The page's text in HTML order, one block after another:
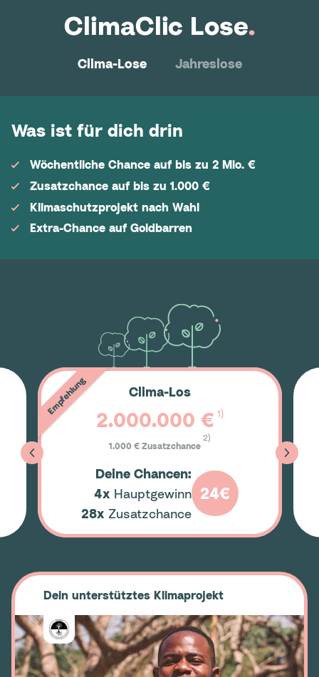
ClimaClic Lose.
Clima-Lose Jahreslose
Was ist für dich drin
Wöchentliche Chance auf bis zu 2 Mio. €
Zusatzchance auf bis zu 1.000 €
Klimaschutzprojekt nach Wahl
Extra-Chance auf Goldbarren
Empfehlung Clima-Los
2.000.000 € 1)
1.000 € Zusatzchance
2)
Deine Chancen:
4xHauptgewinn
28xZusatzchance
24€
Dein unterstütztes Klimaprojekt